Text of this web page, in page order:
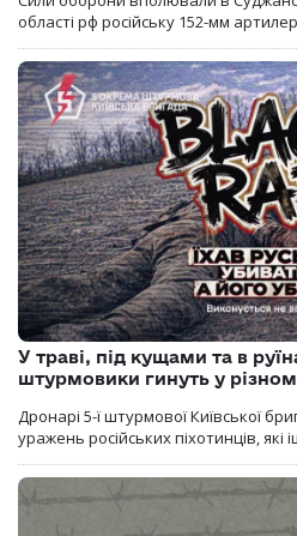
області рф російську 152-мм
У траві, під кущами та в
штурмовики гинуть у
Дронарі 5-ї штурмової Київської
уражень російських піхотинців,